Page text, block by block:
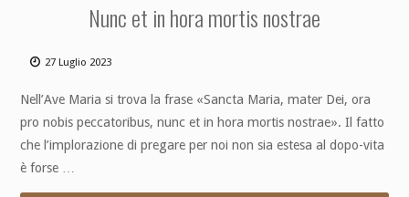
Nunc et in hora mortis nostrae
27 Luglio 2023
Nell’Ave Maria si trova la frase «Sancta Maria, mater Dei, ora
pro nobis peccatoribus, nunc et in hora mortis nostrae». Il fatto
che l’implorazione di pregare per noi non sia estesa al dopo-vita
è forse …